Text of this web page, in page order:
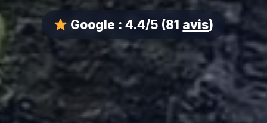
Google :4.4/5 (81 avis)